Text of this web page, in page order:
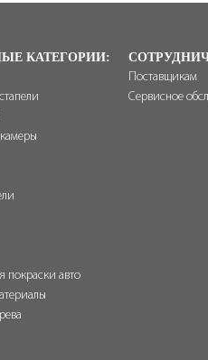
КАТЕГОРИИ:
покраски авто
Поставщикам
Сервисное